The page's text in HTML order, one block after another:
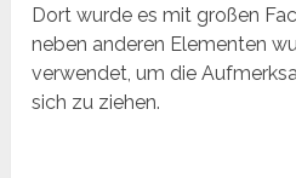
Dort wurde es mit großen
neben anderen Elementen
verwendet, um die
sich zu ziehen.